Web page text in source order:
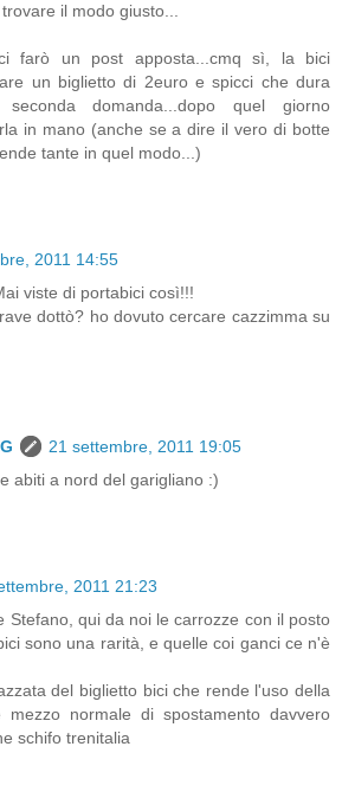
il modo giusto...
farò un post apposta...cmq sì, la bici
un biglietto di 2euro e spicci che dura
domanda...dopo quel giorno
in mano (anche se a dire il vero di botte
tante in quel modo...)
2011 14:55
viste di portabici così!!!
dottò? ho dovuto cercare cazzimma su
21 settembre, 2011 19:05
abiti a nord del garigliano :)
2011 21:23
Stefano, qui da noi le carrozze con il posto
sono una rarità, e quelle coi ganci ce n'è
del biglietto bici che rende l'uso della
mezzo normale di spostamento davvero
schifo trenitalia